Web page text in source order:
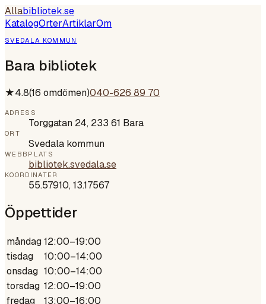
Allabibliotek.se
KatalogOrterArtiklarOm
SVEDALA KOMMUN
Bara bibliotek
★4.8(16 omdömen)040-626 89 70
ADRESS
Torggatan 24, 233 61 Bara
ORT
Svedala kommun
WEBBPLATS
bibliotek.svedala.se
KOORDINATER
55.57910,13.17567
Öppettider
måndag12:00–19:00
tisdag
10:00–14:00
onsdag 10:00–14:00
torsdag 12:00–19:00
fredag
13:00–16:00